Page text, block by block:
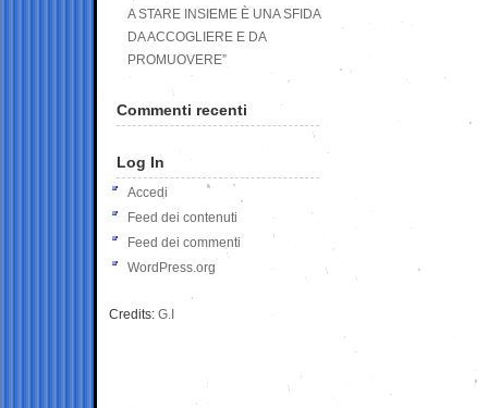
A STARE INSIEME È UNA SFIDA
DA ACCOGLIERE E DA
PROMUOVERE”
Commenti recenti
Log In
Accedi
Feed dei contenuti
Feed dei commenti
WordPress.org
Credits: G.I